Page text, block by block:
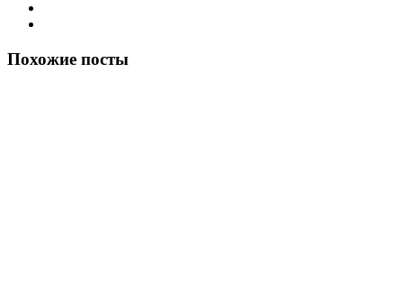
Похожие посты